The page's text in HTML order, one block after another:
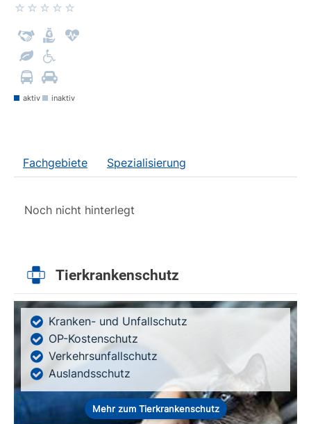
aktiv inaktiv
Fachgebiete Spezialisierung
Noch nicht hinterlegt
Tierkrankenschutz
Kranken- und Unfallschutz
OP-Kostenschutz
Verkehrsunfallschutz
Auslandsschutz
Mehr zum Tierkrankenschutz